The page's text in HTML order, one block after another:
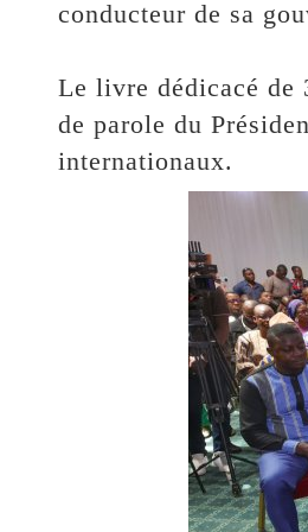
conducteur de sa
Le livre dédicacé de
de parole du
internationaux.‎